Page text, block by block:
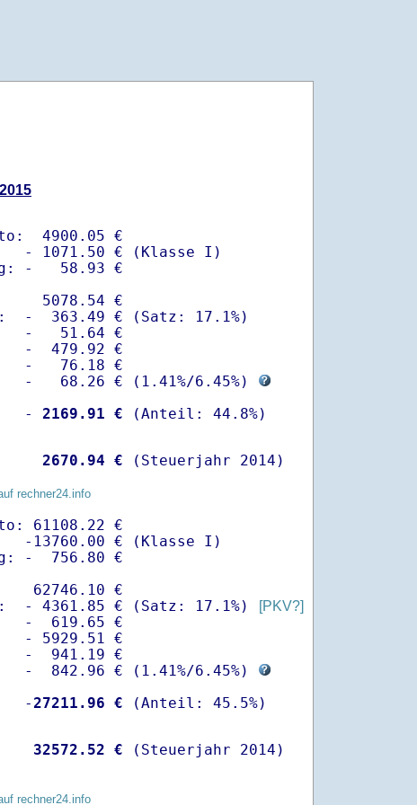
4900.05 €
- 1071.50 € (Klasse I)
-   58.93 €
5078.54 €
-  363.49 € (Satz: 17.1%)
-   51.64 €
-  479.92 €
-   76.18 €
-   68.26 € ( 1.41%/6.45%)
-
2169.91 €
2670.94 € (Steuerjahr 2014)
rechner24.info
61108.22 €
-13760.00 € (Klasse I)
-  756.80 €
62746.10 €
- 4361.85 € (Satz: 17.1%)
[PKV?]
-  619.65 €
- 5929.51 €
-  941.19 €
-  842.96 € ( 1.41%/6.45%)
-27211.96 €
32572.52 € (Steuerjahr 2014)
rechner24.info